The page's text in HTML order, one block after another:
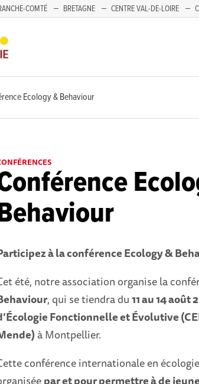
COMTÉ BRETAGNE CENTRE VAL-DE-LOIRE
Ecology & Behaviour
à la conférence Ecology &
été, notre association organise la
, qui se tiendra du11 au 14 août
Fonctionnelle et Évolutive
à Montpellier.
conférence internationale en
par et pour permettre à de